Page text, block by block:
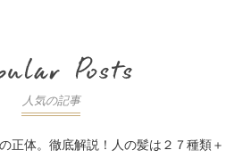
人気の記事
正体。徹底解説！人の髪は２７種類＋